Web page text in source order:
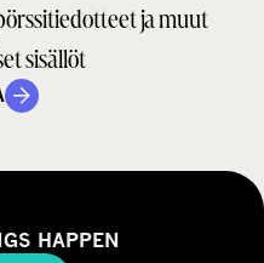
ja muut
sisällöt
HAPPEN